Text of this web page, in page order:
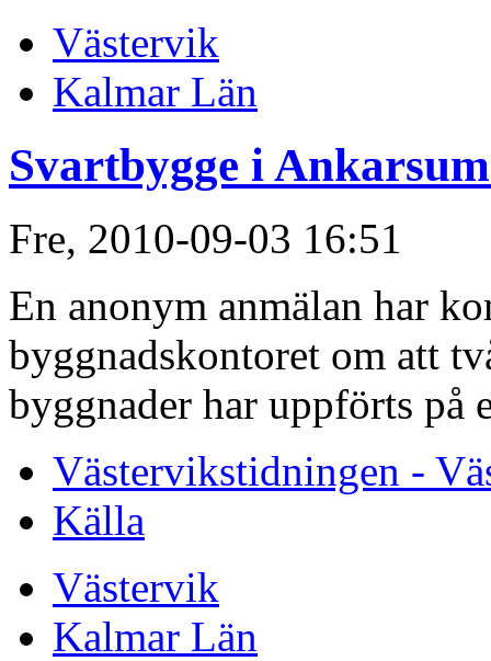
Västervik
Kalmar Län
Svartbygge i
Fre, 2010-09-03 16:51
En anonym anmälan har
byggnadskontoret om att
byggnader har uppförts på
Västervikstidningen -
Källa
Västervik
Kalmar Län